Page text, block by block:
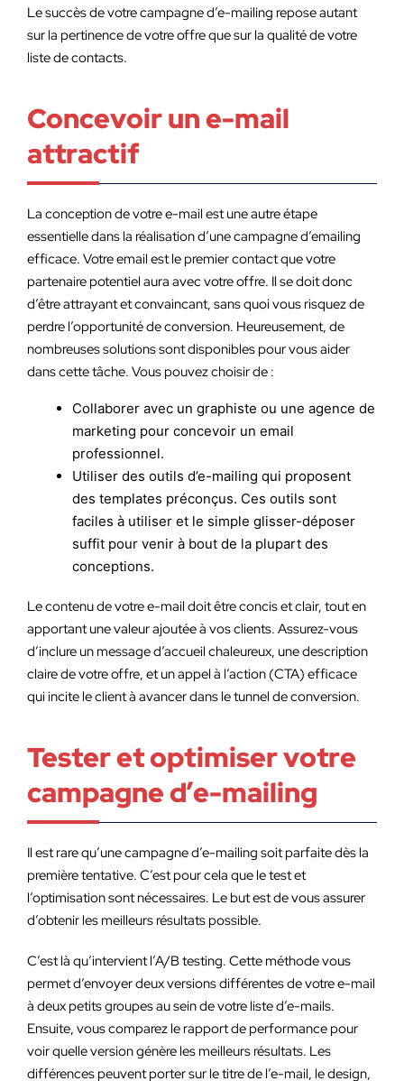
Le succès de votre campagne d’e-mailing repose autant
sur la pertinence de votre offre que sur la qualité de votre
liste de contacts.
Concevoir un e-mail
attractif
La conception de votre e-mail est une autre étape
essentielle dans la réalisation d’une campagne d’emailing
efficace. Votre email est le premier contact que votre
partenaire potentiel aura avec votre offre. Il se doit donc
d’être attrayant et convaincant, sans quoi vous risquez de
perdre l’opportunité de conversion. Heureusement, de
nombreuses solutions sont disponibles pour vous aider
dans cette tâche. Vous pouvez choisir de :
Collaborer avec un graphiste ou une agence de
marketing pour concevoir un email
professionnel.
Utiliser des outils d’e-mailing qui proposent
des templates préconçus. Ces outils sont
faciles à utiliser et le simple glisser-déposer
suffit pour venir à bout de la plupart des
conceptions.
Le contenu de votre e-mail doit être concis et clair, tout en
apportant une valeur ajoutée à vos clients. Assurez-vous
d’inclure un message d’accueil chaleureux, une description
claire de votre offre, et un appel à l’action (CTA) efficace
qui incite le client à avancer dans le tunnel de conversion.
Tester et optimiser votre
campagne d’e-mailing
Il est rare qu’une campagne d’e-mailing soit parfaite dès la
première tentative. C’est pour cela que le test et
l’optimisation sont nécessaires. Le but est de vous assurer
d’obtenir les meilleurs résultats possible.
C’est là qu’intervient l’A/B testing. Cette méthode vous
permet d’envoyer deux versions différentes de votre e-mail
à deux petits groupes au sein de votre liste d’e-mails.
Ensuite, vous comparez le rapport de performance pour
voir quelle version génère les meilleurs résultats. Les
différences peuvent porter sur le titre de l’e-mail, le design,